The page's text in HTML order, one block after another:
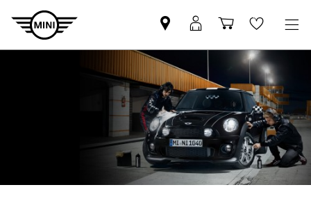
Trovi
partner
MINI
MyMini
login
Carrello
degli
acquisti
Wishlist